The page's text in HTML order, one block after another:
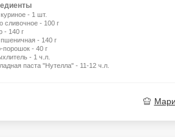
- 1 шт.
сливочное - 100 г
- 140 г
- 140 г
порошок - 40 г
- 1 ч.л.
паста "Нутелла" - 11-12 ч.л.